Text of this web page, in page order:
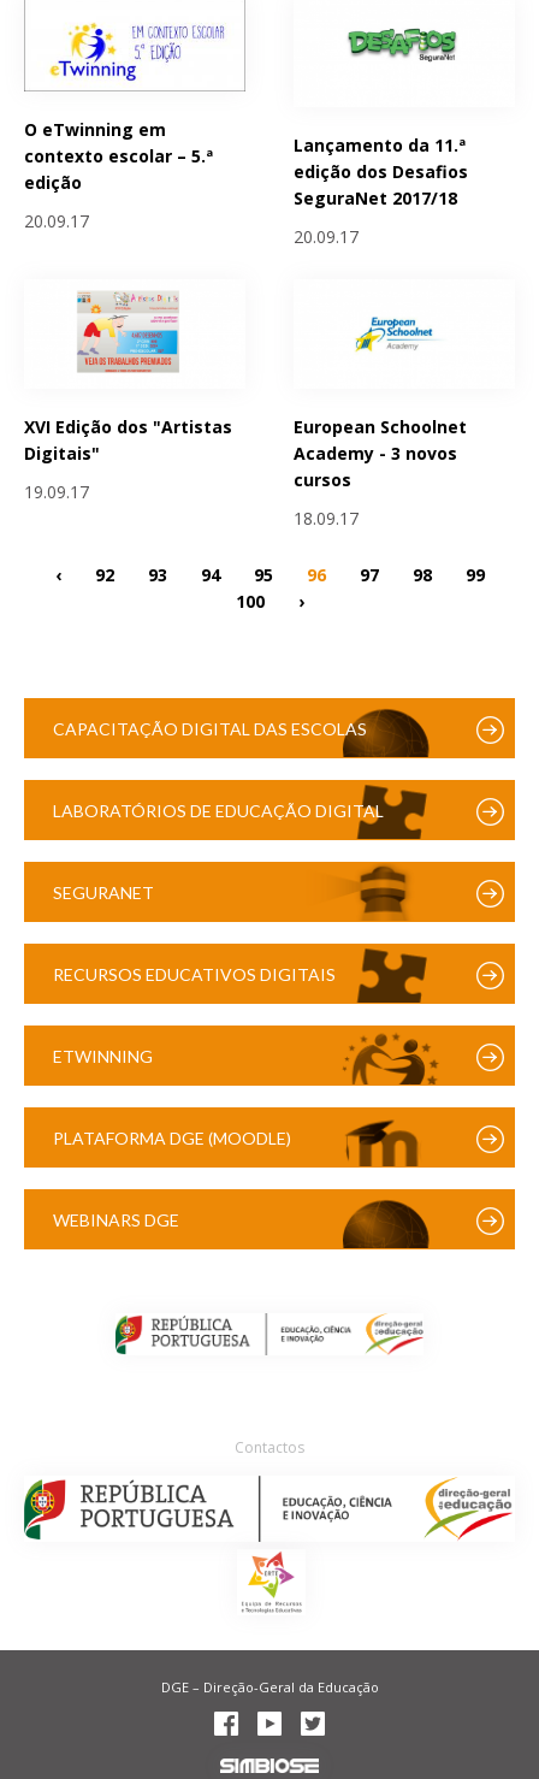
O eTwinning em
contexto escolar – 5.ª
edição
20.09.17
Lançamento da 11.ª
edição dos Desafios
SeguraNet 2017/18
20.09.17
XVI Edição dos "Artistas
Digitais"
19.09.17
European Schoolnet
Academy - 3 novos
cursos
18.09.17
‹ 92 93 94 95 96 97 98
99
100
›
CAPACITAÇÃO DIGITAL DAS ESCOLAS
LABORATÓRIOS DE EDUCAÇÃO DIGITAL
SEGURANET
RECURSOS EDUCATIVOS DIGITAIS
ETWINNING
PLATAFORMA DGE (MOODLE)
WEBINARS DGE
Contactos
DGE – Direção-Geral da Educação